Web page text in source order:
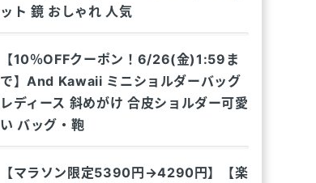
ット 鏡 おしゃれ 人気
【10％OFFクーポン！6/26(金)1:59ま
で】And Kawaii ミニショルダーバッグ
レディース 斜めがけ 合皮ショルダー可愛
い バッグ・鞄
【マラソン限定5390円→4290円】【楽